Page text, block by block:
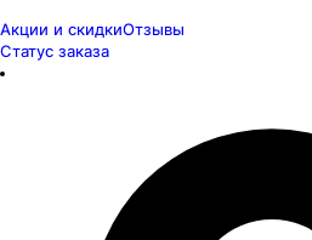
Акции и скидкиОтзывы
Статус заказа